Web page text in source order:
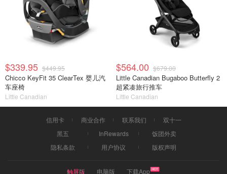
$339.95 $449.95
Chicco KeyFit 35 ClearTex 婴儿汽
车座椅
Little Canadian
$564.00 $679.00
Little Canadian Bugaboo Butterfly 2
超紧凑旅行推车
Little Canadian
信用卡 商业合作 联系我们
双十一
黑五
InRewards
饭团外卖
隐私条款
用户协议 版权声明
触屏版 电脑版 下载App